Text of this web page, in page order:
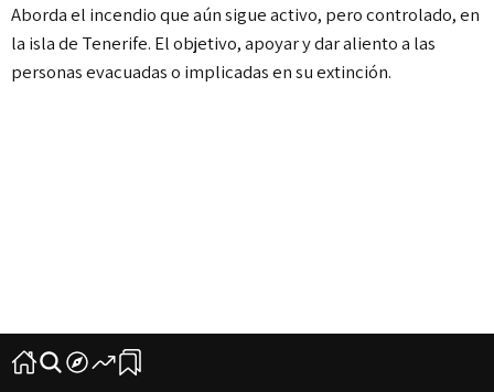
Aborda el incendio que aún sigue activo, pero controlado, en
la isla de Tenerife. El objetivo, apoyar y dar aliento a las
personas evacuadas o implicadas en su extinción.